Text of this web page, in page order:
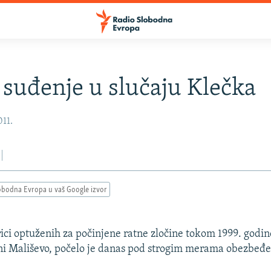
suđenje u slučaju Klečka
Evropa u vaš Google izvor
optuženih za počinjene ratne zločine tokom 1999.
Mališevo, počelo je danas pod strogim merama